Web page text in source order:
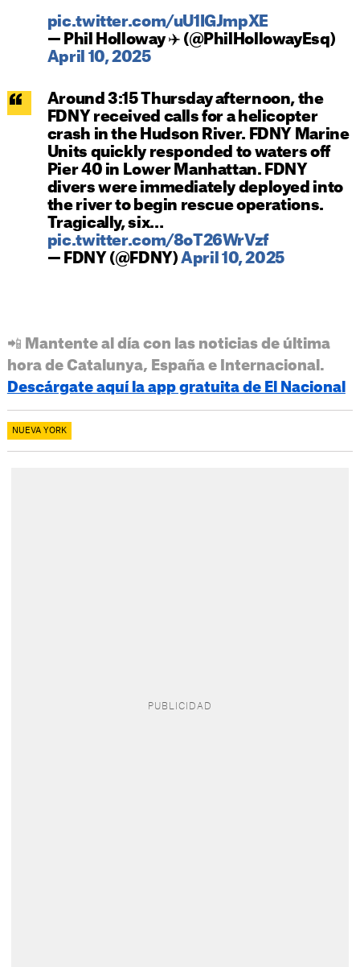
pic.twitter.com/uU1IGJmpXE
— Phil Holloway ✈️ (@PhilHollowayEsq)
April 10, 2025
Around 3:15 Thursday afternoon, the
FDNY received calls for a helicopter
crash in the Hudson River. FDNY Marine
Units quickly responded to waters off
Pier 40 in Lower Manhattan. FDNY
divers were immediately deployed into
the river to begin rescue operations.
Tragically, six…
pic.twitter.com/8oT26WrVzf
— FDNY (@FDNY)April 10, 2025
📲 Mantente al día con las noticias de última
hora de Catalunya, España e Internacional.
Descárgate aquí la app gratuita de El Nacional
NUEVA YORK